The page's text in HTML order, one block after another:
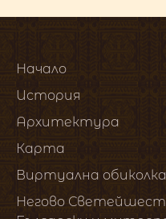
Начало
История
Архитектура
Карта
Виртуална обиколка
Негово